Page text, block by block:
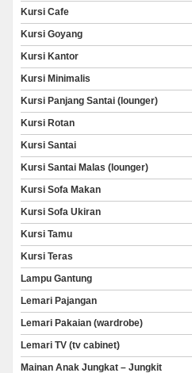
Kursi Cafe
Kursi Goyang
Kursi Kantor
Kursi Minimalis
Kursi Panjang Santai (lounger)
Kursi Rotan
Kursi Santai
Kursi Santai Malas (lounger)
Kursi Sofa Makan
Kursi Sofa Ukiran
Kursi Tamu
Kursi Teras
Lampu Gantung
Lemari Pajangan
Lemari Pakaian (wardrobe)
Lemari TV (tv cabinet)
Mainan Anak Jungkat – Jungkit